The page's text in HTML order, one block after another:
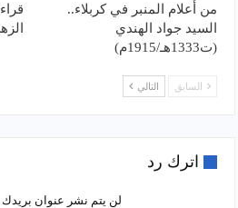
من أعلام المنبر في كربلاء..
السيد جواد الهندي
(ت1333هـ/1915م)
السابق التالي
اترك رد
لن يتم نشر عنوان بريدك